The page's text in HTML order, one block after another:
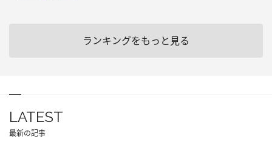
ランキングをもっと見る
LATEST
最新の記事